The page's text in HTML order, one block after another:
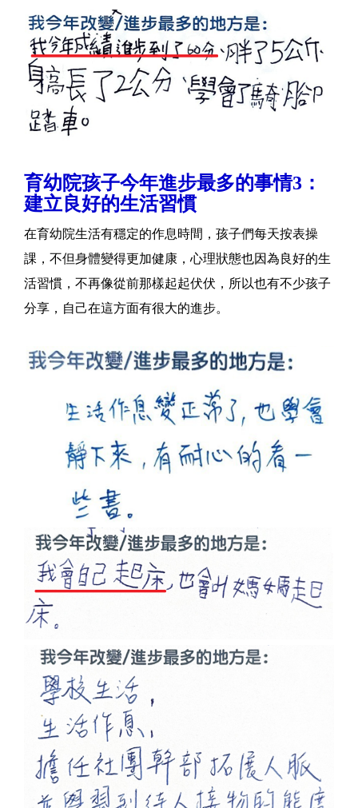
育幼院孩子今年進步最多的事情3：
建立良好的生活習慣
在育幼院生活有穩定的作息時間，孩子們每天按表操
課，不但身體變得更加健康，心理狀態也因為良好的生
活習慣，不再像從前那樣起起伏伏，所以也有不少孩子
分享，自己在這方面有很大的進步。